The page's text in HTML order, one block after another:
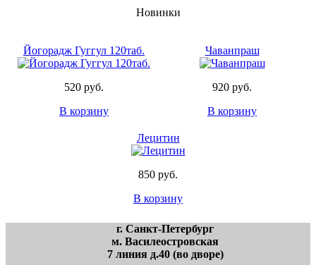
Наши друзья
Персоны
Сообщества
Компании
Реклама и сотрудничество
Консультации астролога
Новинки
Йогорадж Гуггул 120таб.
520 руб.
В корзину
Чаванпраш
920 руб.
В корзину
Лецитин
850 руб.
В корзину
г. Санкт-Петербург
м. Василеостровская
7 линия д.40 (во дворе)